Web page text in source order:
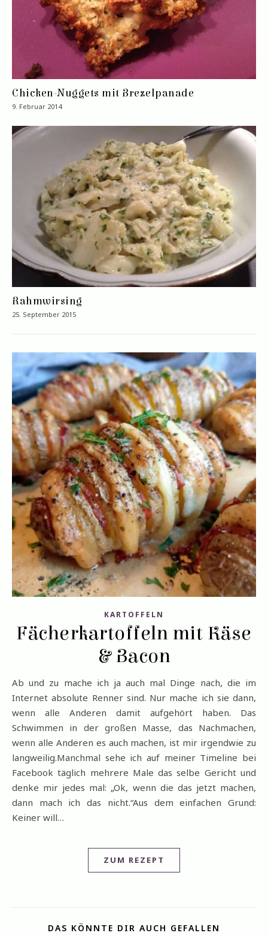
Chicken-Nuggets mit Brezelpanade
9. Februar 2014
Rahmwirsing
25. September 2015
KARTOFFELN
Fächerkartoffeln mit Käse
& Bacon
Ab und zu mache ich ja auch mal Dinge nach, die im
Internet absolute Renner sind. Nur mache ich sie dann,
wenn alle Anderen damit aufgehört haben. Das
Schwimmen in der großen Masse, das Nachmachen,
wenn alle Anderen es auch machen, ist mir irgendwie zu
langweilig.Manchmal sehe ich auf meiner Timeline bei
Facebook täglich mehrere Male das selbe Gericht und
denke mir jedes mal: „Ok, wenn die das jetzt machen,
dann mach ich das nicht.“Aus dem einfachen Grund:
Keiner will…
ZUM REZEPT
DAS KÖNNTE DIR AUCH GEFALLEN